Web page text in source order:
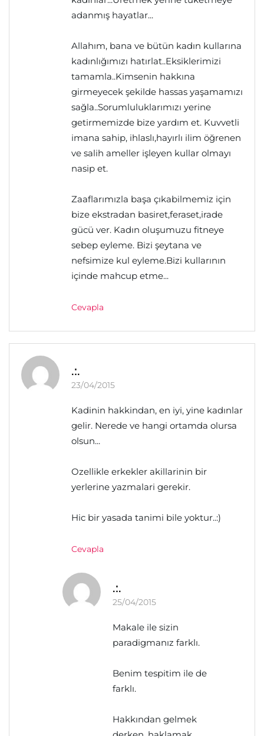
adanmış hayatlar...
Allahım, bana ve bütün kadın kullarına
kadınlığımızı hatırlat..Eksiklerimizi
tamamla..Kimsenin hakkına
girmeyecek şekilde hassas yaşamamızı
sağla..Sorumluluklarımızı yerine
getirmemizde bize yardım et. Kuvvetli
imana sahip, ihlaslı,hayırlı ilim öğrenen
ve salih ameller işleyen kullar olmayı
nasip et.
Zaaflarımızla başa çıkabilmemiz için
bize ekstradan basiret,feraset,irade
gücü ver. Kadın oluşumuzu fitneye
sebep eyleme. Bizi şeytana ve
nefsimize kul eyleme.Bizi kullarının
içinde mahcup etme...
Cevapla
.:.
23/04/2015
Kadinin hakkindan, en iyi, yine kadınlar
gelir. Nerede ve hangi ortamda olursa
olsun...
Ozellikle erkekler akillarinin bir
yerlerine yazmalari gerekir.
Hic bir yasada tanimi bile yoktur..:)
Cevapla
.:.
25/04/2015
Makale ile sizin
paradigmanız farklı.
Benim tespitim ile de
farklı.
Hakkından gelmek